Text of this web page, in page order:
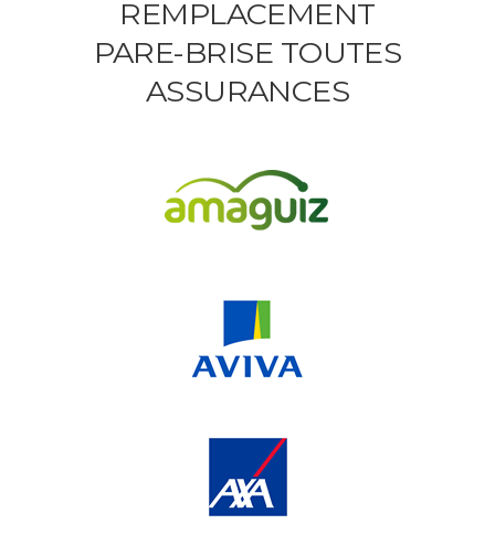
REMPLACEMENT
PARE-BRISE TOUTES
ASSURANCES